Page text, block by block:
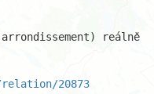
reálně
relation/20873